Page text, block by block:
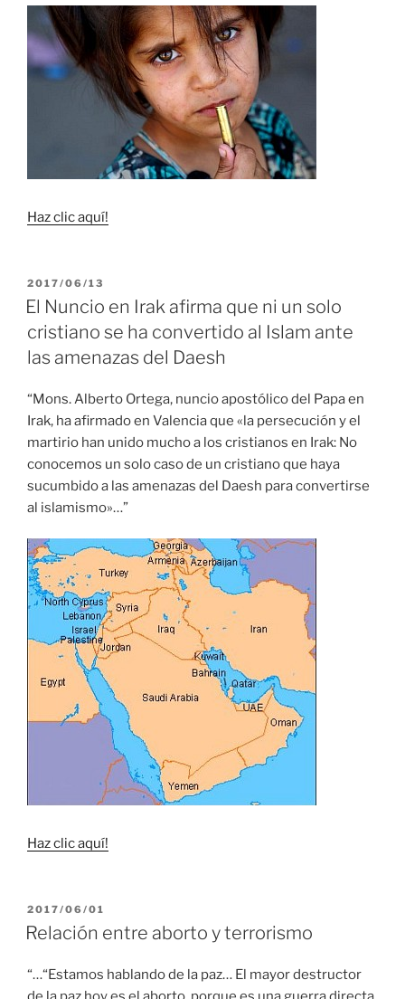
Haz clic aquí!
PUBLICADO
EL
2017/06/13
El Nuncio en Irak afirma que ni un solo
cristiano se ha convertido al Islam ante
las amenazas del Daesh
“Mons. Alberto Ortega, nuncio apostólico del Papa en
Irak, ha afirmado en Valencia que «la persecución y el
martirio han unido mucho a los cristianos en Irak: No
conocemos un solo caso de un cristiano que haya
sucumbido a las amenazas del Daesh para convertirse
al islamismo»…”
Haz clic aquí!
PUBLICADO
EL
2017/06/01
Relación entre aborto y terrorismo
“…“Estamos hablando de la paz… El mayor destructor